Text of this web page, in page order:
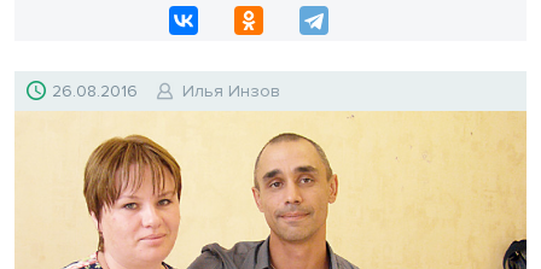
26.08.2016 Илья Инзов